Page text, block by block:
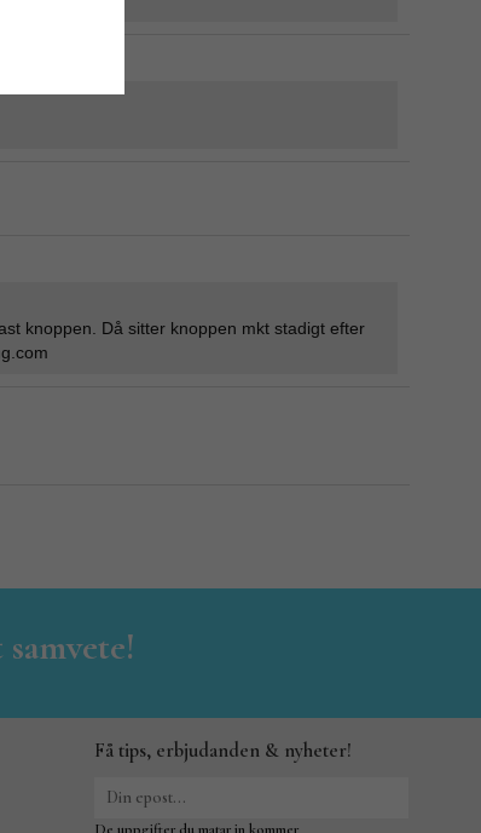
knoppen. Då sitter knoppen mkt stadigt efter
Få tips, erbjudanden & nyheter!